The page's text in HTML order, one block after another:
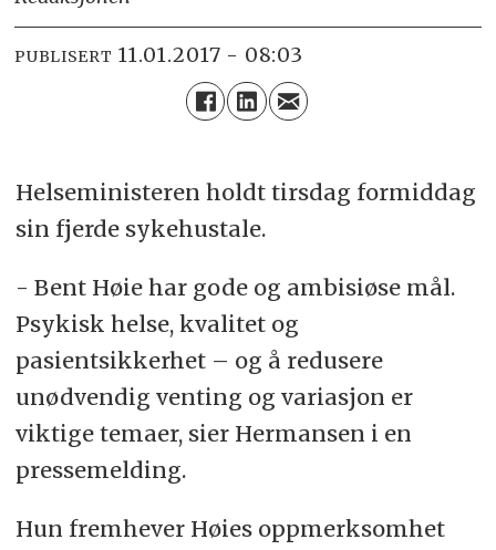
PUBLISERT 11.01.2017 - 08:03
Helseministeren holdt tirsdag formiddag
sin fjerde sykehustale.
- Bent Høie har gode og ambisiøse mål.
Psykisk helse, kvalitet og
pasientsikkerhet – og å redusere
unødvendig venting og variasjon er
viktige temaer, sier Hermansen i en
pressemelding.
Hun fremhever Høies oppmerksomhet